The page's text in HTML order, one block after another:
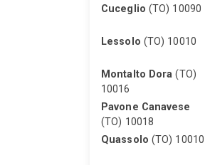
Cuceglio (TO) 10090
Lessolo (TO) 10010
Montalto Dora (TO)
10016
Pavone Canavese
(TO) 10018
Quassolo (TO) 10010